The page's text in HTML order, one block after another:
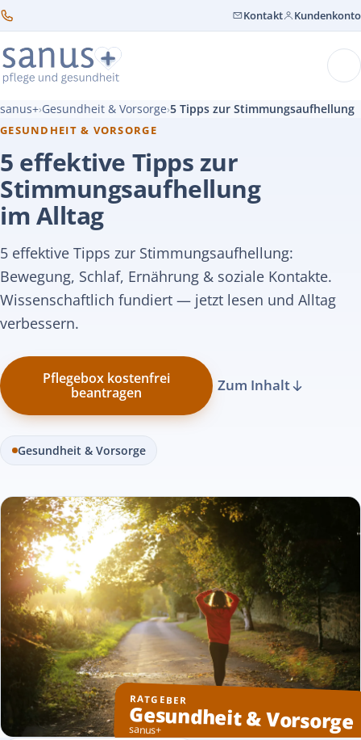
Kontakt Kundenkonto
sanus+›Gesundheit & Vorsorge›5 Tipps zur Stimmungsaufhellung
GESUNDHEIT & VORSORGE
5 effektive Tipps zur
Stimmungsaufhellung
im Alltag
5 effektive Tipps zur Stimmungsaufhellung:
Bewegung, Schlaf, Ernährung & soziale Kontakte.
Wissenschaftlich fundiert — jetzt lesen und Alltag
verbessern.
Pflegebox kostenfrei
beantragen
Zum Inhalt
Gesundheit & Vorsorge
RATGEBER
Gesundheit & Vorsorge
sanus+